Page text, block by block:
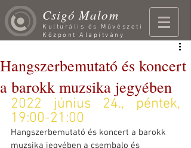
Csigó Malom
Kulturális és Művészeti
Központ Alapítvány
Hangszerbemutató és koncert
a barokk muzsika jegyében
2022 június 24., péntek,
19:00-21:00
Hangszerbemutató és koncert a barokk
muzsika jegyében a csembalo és